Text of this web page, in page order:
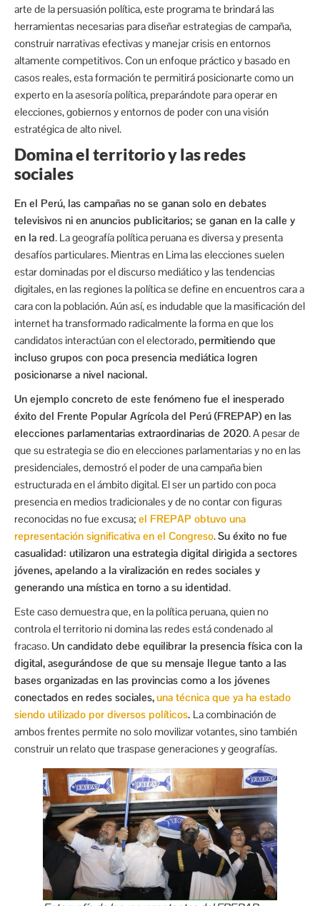
arte de la persuasión política, este programa te brindará las
herramientas necesarias para diseñar estrategias de campaña,
construir narrativas efectivas y manejar crisis en entornos
altamente competitivos. Con un enfoque práctico y basado en
casos reales, esta formación te permitirá posicionarte como un
experto en la asesoría política, preparándote para operar en
elecciones, gobiernos y entornos de poder con una visión
estratégica de alto nivel.
Domina el territorio y las redes
sociales
En el Perú, las campañas no se ganan solo en debates
televisivos ni en anuncios publicitarios; se ganan en la calle y
en la red. La geografía política peruana es diversa y presenta
desafíos particulares. Mientras en Lima las elecciones suelen
estar dominadas por el discurso mediático y las tendencias
digitales, en las regiones la política se define en encuentros cara a
cara con la población. Aún así, es indudable que la masificación del
internet ha transformado radicalmente la forma en que los
candidatos interactúan con el electorado, permitiendo que
incluso grupos con poca presencia mediática logren
posicionarse a nivel nacional.
Un ejemplo concreto de este fenómeno fue el inesperado
éxito del Frente Popular Agrícola del Perú (FREPAP) en las
elecciones parlamentarias extraordinarias de 2020. A pesar de
que su estrategia se dio en elecciones parlamentarias y no en las
presidenciales, demostró el poder de una campaña bien
estructurada en el ámbito digital. El ser un partido con poca
presencia en medios tradicionales y de no contar con figuras
reconocidas no fue excusa; el FREPAP obtuvo una
representación significativa en el Congreso.Su éxito no fue
casualidad: utilizaron una estrategia digital dirigida a sectores
jóvenes, apelando a la viralización en redes sociales y
generando una mística en torno a su identidad.
Este caso demuestra que, en la política peruana, quien no
controla el territorio ni domina las redes está condenado al
fracaso.Un candidato debe equilibrar la presencia física con la
digital, asegurándose de que su mensaje llegue tanto a las
bases organizadas en las provincias como a los jóvenes
conectados en redes sociales,una técnica que ya ha estado
siendo utilizado por diversos políticos. La combinación de
ambos frentes permite no solo movilizar votantes, sino también
construir un relato que traspase generaciones y geografías.